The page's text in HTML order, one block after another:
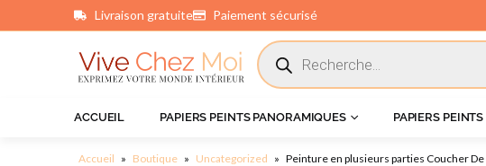
Livraison gratuite Paiement sécurisé
ACCUEIL PAPIERS PEINTS PANORAMIQUES PAPIERS PEINTS
Accueil » Boutique » Uncategorized » Peinture en plusieurs parties Coucher De